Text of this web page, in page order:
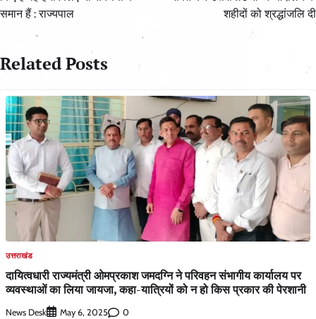
समान हैं : राज्यपाल
शहीदों को श्रद्धांजलि दी
Related Posts
उत्तराखंड
दायित्वधारी राज्यमंत्री ओमप्रकाश जमदग्नि ने परिवहन संभागीय कार्यालय पर
व्यवस्थाओं का लिया जायजा, कहा-यात्रियों को न हो किस प्रकार की पेरशानी
News Desk May 6, 2025 0